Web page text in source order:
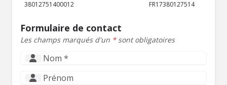
38012751400012 FR17380127514
Formulaire de contact
Les champs marqués d'un *sont obligatoires